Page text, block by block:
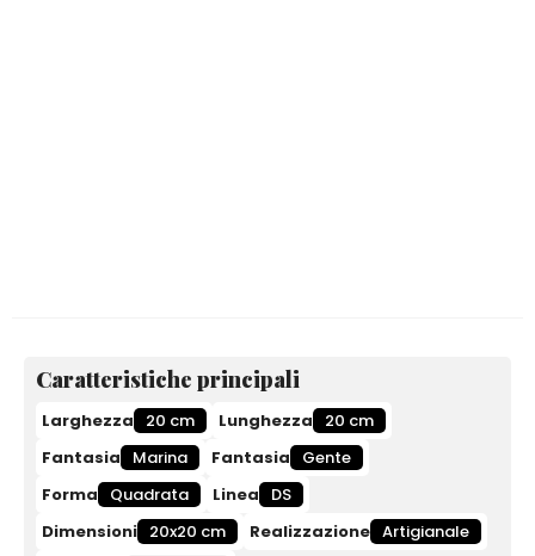
Caratteristiche principali
Larghezza 20 cm Lunghezza
20 cm
Fantasia
Marina Fantasia
Gente
Forma
Quadrata Linea
DS
Dimensioni 20x20 cm Realizzazione Artigianale